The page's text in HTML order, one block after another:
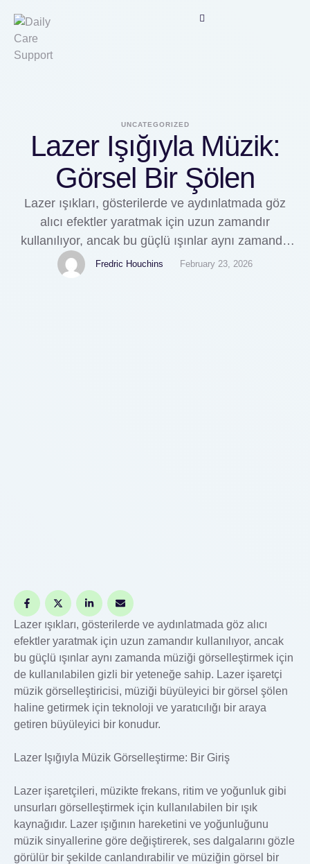
UNCATEGORIZED
Lazer Işığıyla Müzik:
Görsel Bir Şölen
Lazer ışıkları, gösterilerde ve aydınlatmada göz
alıcı efektler yaratmak için uzun zamandır
kullanılıyor, ancak bu güçlü ışınlar aynı zamanda
müziği görselleştirmek için de kullanılabilen gizli bir
yeteneğe sahip. Lazer işaretçi müzik
Fredric Houchins February 23, 2026
Lazer ışıkları, gösterilerde ve aydınlatmada göz alıcı
efektler yaratmak için uzun zamandır kullanılıyor, ancak
bu güçlü ışınlar aynı zamanda müziği görselleştirmek için
de kullanılabilen gizli bir yeteneğe sahip. Lazer işaretçi
müzik görselleştiricisi, müziği büyüleyici bir görsel şölen
haline getirmek için teknoloji ve yaratıcılığı bir araya
getiren büyüleyici bir konudur.
Lazer Işığıyla Müzik Görselleştirme: Bir Giriş
Lazer işaretçileri, müzikte frekans, ritim ve yoğunluk gibi
unsurları görselleştirmek için kullanılabilen bir ışık
kaynağıdır. Lazer ışığının hareketini ve yoğunluğunu
müzik sinyallerine göre değiştirerek, ses dalgalarını gözle
görülür bir şekilde canlandırabilir ve müziğin görsel bir